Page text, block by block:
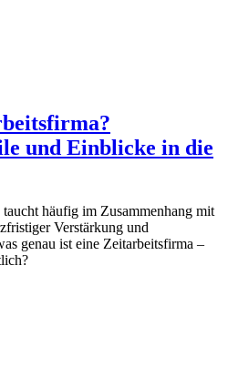
und Einblicke in die
häufig im Zusammenhang mit
Verstärkung und
genau ist eine Zeitarbeitsfirma –